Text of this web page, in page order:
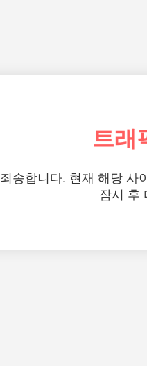
트래
죄송합니다. 현재 해당 사
잠시 후